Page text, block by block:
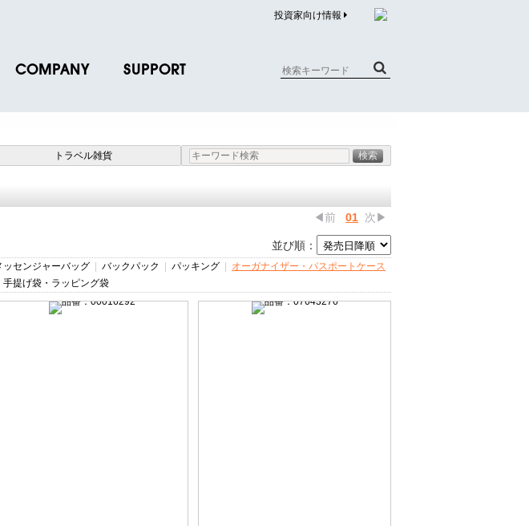
投資家向け情報
COMPANY
リクルート
SUPPORT
各種お問い合わせ
トラベル雑貨
◀前 01 次▶
並び順：
ッセンジャーバッグ バックパック パッキング
オーガナイザー・パスポートケース
手提げ袋・ラッピング袋